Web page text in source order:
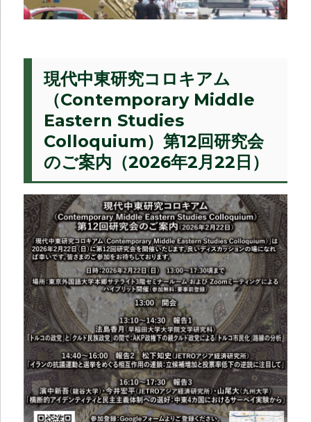
現代中東研究コロキアム
（Contemporary Middle
Eastern Studies
Colloquium）第12回研究会
のご案内（2026年2月22日）